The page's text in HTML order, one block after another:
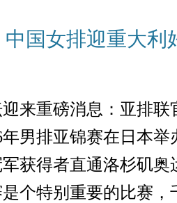
中国女排迎重大利
来重磅消息：亚排联
男排亚锦赛在日本
获得者直通洛杉矶
个特别重要的比赛，